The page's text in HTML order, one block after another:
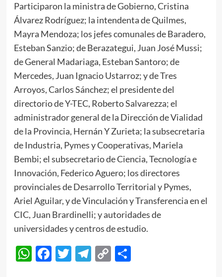
Participaron la ministra de Gobierno, Cristina
Álvarez Rodríguez; la intendenta de Quilmes,
Mayra Mendoza; los jefes comunales de Baradero,
Esteban Sanzio; de Berazategui, Juan José Mussi;
de General Madariaga, Esteban Santoro; de
Mercedes, Juan Ignacio Ustarroz; y de Tres
Arroyos, Carlos Sánchez; el presidente del
directorio de Y-TEC, Roberto Salvarezza; el
administrador general de la Dirección de Vialidad
de la Provincia, Hernán Y Zurieta; la subsecretaria
de Industria, Pymes y Cooperativas, Mariela
Bembi; el subsecretario de Ciencia, Tecnología e
Innovación, Federico Aguero; los directores
provinciales de Desarrollo Territorial y Pymes,
Ariel Aguilar, y de Vinculación y Transferencia en el
CIC, Juan Brardinelli; y autoridades de
universidades y centros de estudio.
WhatsApp
Facebook
Twitter
Telegram
CopyCompartir